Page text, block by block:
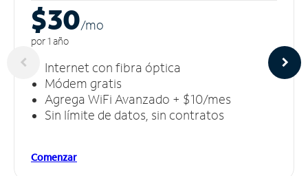
$30/mo
por 1 año
Internet con fibra óptica
Módem gratis
Agrega WiFi Avanzado + $10/mes
Sin límite de datos, sin contratos
Comenzar